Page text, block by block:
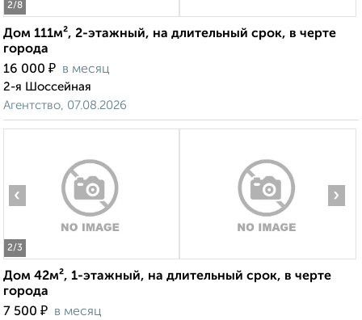
2/8
Дом 111м², 2-этажный, на длительный срок, в черте
города
16 000 ₽ в месяц
2-я Шоссейная
Агентство, 07.08.2026
2/3
‹ ›
Дом 42м², 1-этажный, на длительный срок, в черте
города
7 500 ₽ в месяц